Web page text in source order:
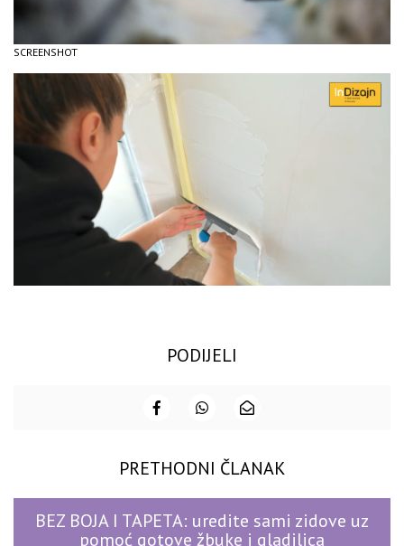
SCREENSHOT
PODIJELI
PRETHODNI ČLANAK
BEZ BOJA I TAPETA: uredite sami zidove uz
pomoć gotove žbuke i gladilica